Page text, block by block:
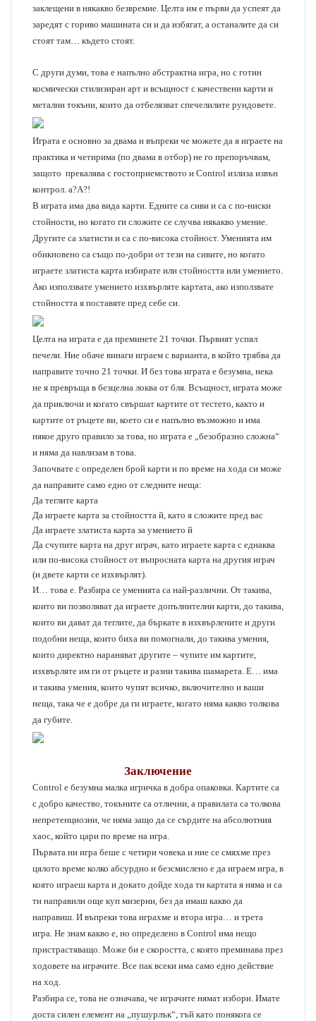
заклещени в някакво безвремие. Целта им е първи да успеят да
заредят с гориво машината си и да избягат, а останалите да си
стоят там… където стоят.
С други думи, това е напълно абстрактна игра, но с готин
космически стилизиран арт и всъщност с качествени карти и
метални токъни, които да отбелязват спечелилите рундовете.
Играта е основно за двама и въпреки че можете да я играете на
практика и четирима (по двама в отбор) не го препоръчвам,
защото прекалява с гостоприемството и Control излиза извън
контрол. а?А?!
В играта има два вида карти. Едните са сиви и са с по-ниски
стойности, но когато ги сложите се случва някакво умение.
Другите са златисти и са с по-висока стойност. Уменията им
обикновено са също по-добри от тези на сивите, но когато
играете златиста карта избирате или стойността или умението.
Ако използвате умението изхвърляте картата, ако използвате
стойността я поставяте пред себе си.
Целта на играта е да преминете 21 точки. Първият успял
печели. Ние обаче винаги играем с варианта, в който трябва да
направите точно 21 точки. И без това играта е безумна, нека
не я превръща в безцелна локва от бля. Всъщност, играта може
да приключи и когато свършат картите от тестето, както и
картите от ръцете ви, което си е напълно възможно и има
някое друго правило за това, но играта е „безобразно сложна“
и няма да навлизам в това.
Започвате с определен брой карти и по време на хода си може
да направите само едно от следните неща:
Да теглите карта
Да играете карта за стойността й, като я сложите пред вас
Да играете златиста карта за умението й
Да счупите карта на друг играч, като играете карта с еднаква
или по-висока стойност от въпросната карта на другия играч
(и двете карти се изхвърлят).
И… това е. Разбира се уменията са най-различни. От такива,
които ви позволяват да играете допълнителни карти, до такива,
които ви дават да теглите, да бъркате в изхвърлените и други
подобни неща, които биха ви помогнали, до такива умения,
които директно нараняват другите – чупите им картите,
изхвърляте им ги от ръцете и разни такива шамарета. Е… има
и такива умения, които чупят всичко, включително и ваши
неща, така че е добре да ги играете, когато няма какво толкова
да губите.
Заключение
Control е безумна малка игричка в добра опаковка. Картите са
с добро качество, токъните са отлични, а правилата са толкова
непретенциозни, че няма защо да се сърдите на абсолютния
хаос, който цари по време на игра.
Първата ни игра беше с четири човека и ние се смяхме през
цялото време колко абсурдно и безсмислено е да играем игра, в
която играеш карта и докато дойде хода ти картата я няма и са
ти направили още куп мизерии, без да имаш какво да
направиш. И въпреки това играхме и втора игра… и трета
игра. Не знам какво е, но определено в Control има нещо
пристрастяващо. Може би е скоростта, с която преминава през
ходовете на играчите. Все пак всеки има само едно действие
на ход.
Разбира се, това не означава, че играчите нямат избори. Имате
доста силен елемент на „пушурлък“, тъй като понякога се